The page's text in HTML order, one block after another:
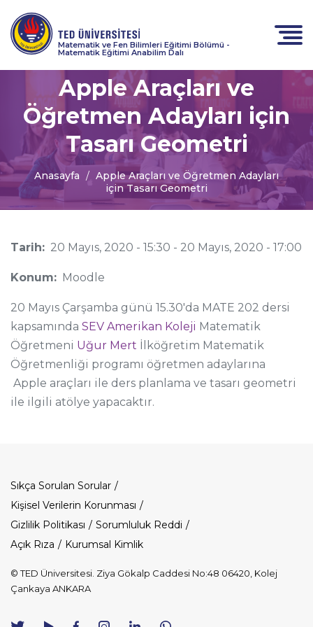
Matematik ve Fen Bilimleri Eğitimi Bölümü -
Matematik Eğitimi Anabilim Dalı
Apple Araçları ve
Öğretmen Adayları için
Tasarı Geometri
Anasayfa
Apple Araçları ve Öğretmen Adayları
için Tasarı Geometri
Tarih: 20 Mayıs, 2020 - 15:30 - 20 Mayıs, 2020 - 17:00
Konum: Moodle
20 Mayıs Çarşamba günü 15.30'da MATE 202 dersi
kapsamında SEV Amerikan Koleji Matematik
Öğretmeni Uğur Mert İlköğretim Matematik
Öğretmenliği programı öğretmen adaylarına
Apple araçları ile ders planlama ve tasarı geometri
ile ilgili atölye yapacaktır.
Dipnot
Sıkça Sorulan Sorular
Kişisel Verilerin Korunması
Gizlilik Politikası
Sorumluluk Reddi
Açık Rıza
Kurumsal Kimlik
© TED Üniversitesi. Ziya Gökalp Caddesi No:48 06420, Kolej
Çankaya ANKARA